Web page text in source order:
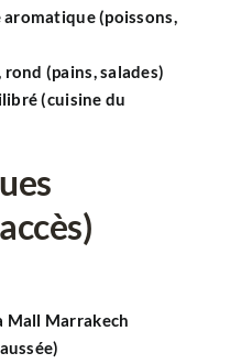
(poissons,
rond (pains, salades)
(cuisine du
Mall Marrakech